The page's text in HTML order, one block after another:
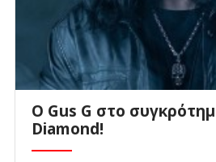
O Gus G στο
Diamond!